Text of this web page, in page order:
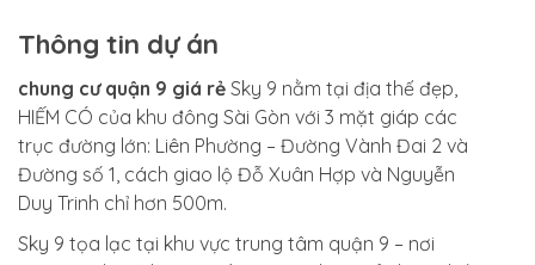
Thông tin dự án
chung cư quận 9 giá rẻ Sky 9 nằm tại địa thế đẹp,
HIẾM CÓ của khu đông Sài Gòn với 3 mặt giáp các
trục đường lớn: Liên Phường – Đường Vành Đai 2 và
Đường số 1, cách giao lộ Đỗ Xuân Hợp và Nguyễn
Duy Trinh chỉ hơn 500m.
Sky 9 tọa lạc tại khu vực trung tâm quận 9 – nơi